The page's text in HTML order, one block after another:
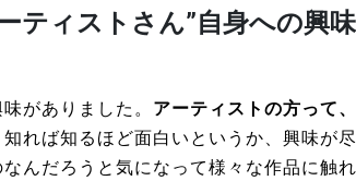
ティストさん”自身への興味
がありました。 アーティストの方って
知れば知るほど面白いというか、興味が
んだろうと気になって様々な作品に触